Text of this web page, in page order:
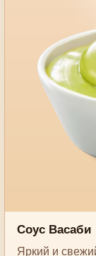
Соус Васаби
Яркий и